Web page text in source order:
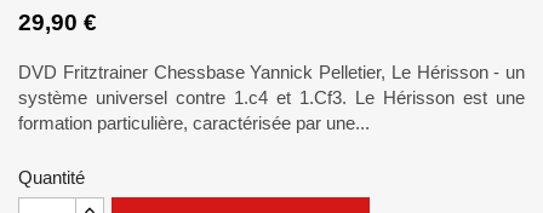
29,90 €
DVD Fritztrainer Chessbase Yannick Pelletier, Le Hérisson - un
système universel contre 1.c4 et 1.Cf3. Le Hérisson est une
formation particulière, caractérisée par une...
Quantité